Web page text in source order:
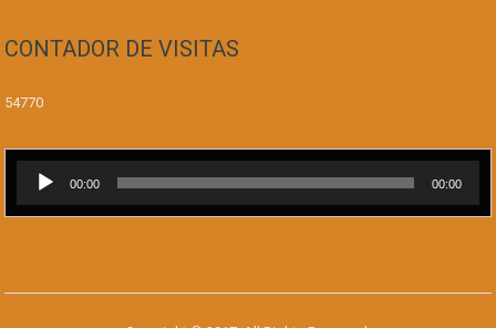
CONTADOR DE VISITAS
54770
Reproductor
audio
00:00 00:00